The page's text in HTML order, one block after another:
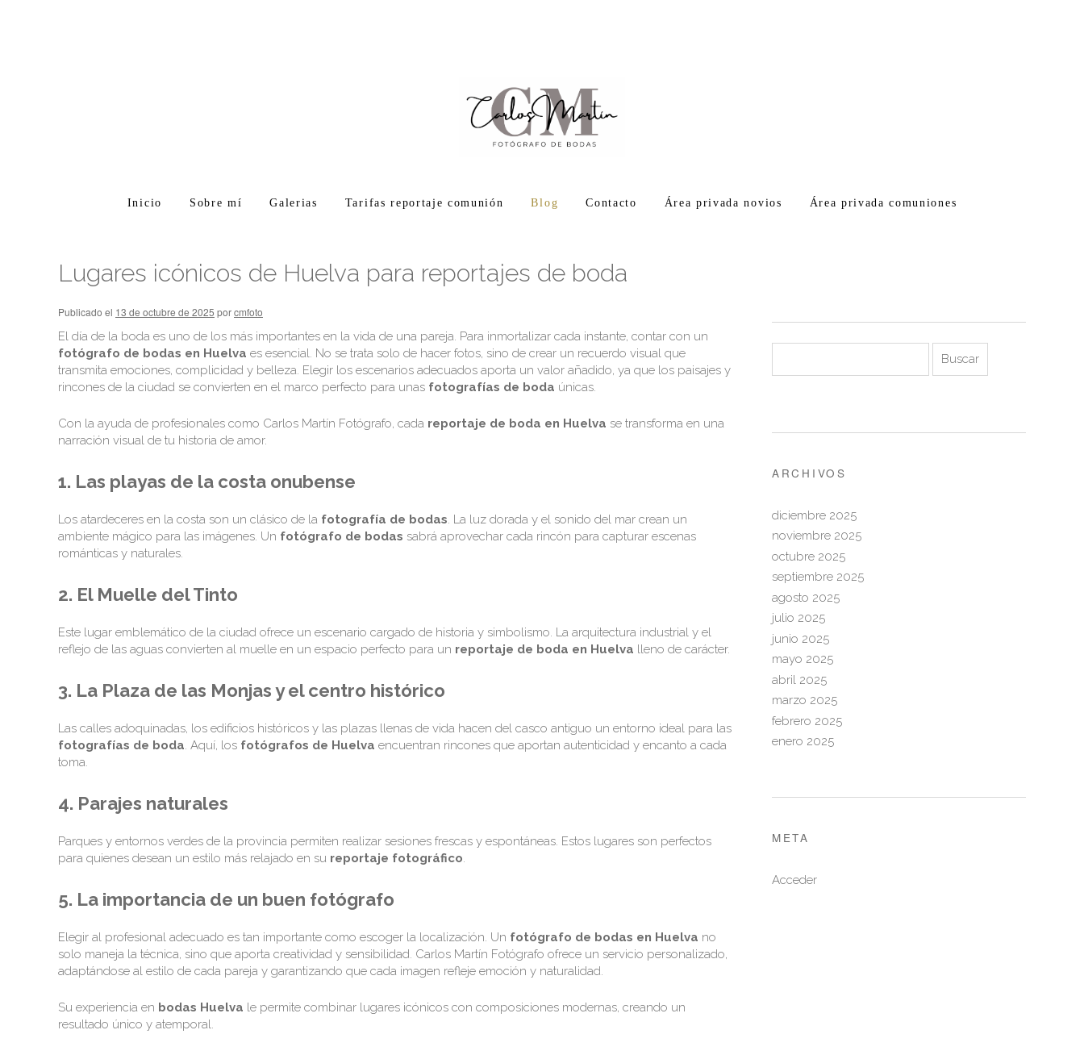
Inicio Sobre mí Galerias Tarifas reportaje comunión Blog Contacto Área privada novios Área privada comuniones
Lugares icónicos de Huelva para reportajes de boda
Publicado el 13 de octubre de 2025 porcmfoto
El día de la boda es uno de los más importantes en la vida de una pareja. Para inmortalizar cada instante, contar con un
fotógrafo de bodas en Huelva es esencial. No se trata solo de hacer fotos, sino de crear un recuerdo visual que
transmita emociones, complicidad y belleza. Elegir los escenarios adecuados aporta un valor añadido, ya que los paisajes y
rincones de la ciudad se convierten en el marco perfecto para unas fotografías de boda únicas.
Con la ayuda de profesionales como Carlos Martín Fotógrafo, cada reportaje de boda en Huelva se transforma en una
narración visual de tu historia de amor.
1. Las playas de la costa onubense
Los atardeceres en la costa son un clásico de la fotografía de bodas. La luz dorada y el sonido del mar crean un
ambiente mágico para las imágenes. Un fotógrafo de bodas sabrá aprovechar cada rincón para capturar escenas
románticas y naturales.
2. El Muelle del Tinto
Este lugar emblemático de la ciudad ofrece un escenario cargado de historia y simbolismo. La arquitectura industrial y el
reflejo de las aguas convierten al muelle en un espacio perfecto para un reportaje de boda en Huelva lleno de carácter.
3. La Plaza de las Monjas y el centro histórico
Las calles adoquinadas, los edificios históricos y las plazas llenas de vida hacen del casco antiguo un entorno ideal para las
fotografías de boda. Aquí, los fotógrafos de Huelva encuentran rincones que aportan autenticidad y encanto a cada
toma.
4. Parajes naturales
Parques y entornos verdes de la provincia permiten realizar sesiones frescas y espontáneas. Estos lugares son perfectos
para quienes desean un estilo más relajado en su reportaje fotográfico.
5. La importancia de un buen fotógrafo
Elegir al profesional adecuado es tan importante como escoger la localización. Un fotógrafo de bodas en Huelva no
solo maneja la técnica, sino que aporta creatividad y sensibilidad. Carlos Martín Fotógrafo ofrece un servicio personalizado,
adaptándose al estilo de cada pareja y garantizando que cada imagen refleje emoción y naturalidad.
Su experiencia en bodas Huelva le permite combinar lugares icónicos con composiciones modernas, creando un
resultado único y atemporal.
ARCHIVOS
diciembre 2025
noviembre 2025
octubre 2025
septiembre 2025
agosto 2025
julio 2025
junio 2025
mayo 2025
abril 2025
marzo 2025
febrero 2025
enero 2025
META
Acceder